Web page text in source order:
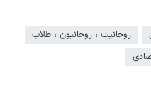
روحانیت ، روحانیون ، طلاب